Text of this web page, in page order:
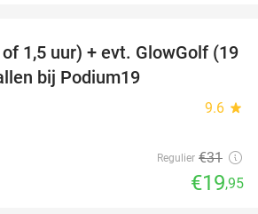
36%
1,5 uur) + evt. GlowGolf (19
bij Podium19
9.6 star
Regulier €31
€19,95